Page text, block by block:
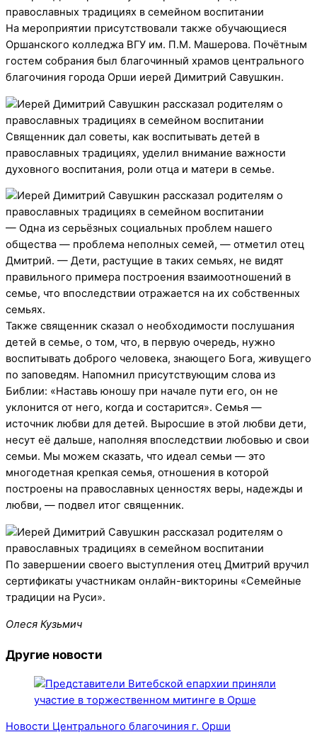
На мероприятии присутствовали также обучающиеся
Оршанского колледжа ВГУ им. П.М. Машерова. Почётным
гостем собрания был благочинный храмов центрального
благочиния города Орши иерей Димитрий Савушкин.
Священник дал советы, как воспитывать детей в
православных традициях, уделил внимание важности
духовного воспитания, роли отца и матери в семье.
— Одна из серьёзных социальных проблем нашего
общества — проблема неполных семей, — отметил отец
Дмитрий. — Дети, растущие в таких семьях, не видят
правильного примера построения взаимоотношений в
семье, что впоследствии отражается на их собственных
семьях.
Также священник сказал о необходимости послушания
детей в семье, о том, что, в первую очередь, нужно
воспитывать доброго человека, знающего Бога, живущего
по заповедям. Напомнил присутствующим слова из
Библии: «Наставь юношу при начале пути его, он не
уклонится от него, когда и состарится». Семья —
источник любви для детей. Выросшие в этой любви дети,
несут её дальше, наполняя впоследствии любовью и свои
семьи. Мы можем сказать, что идеал семьи — это
многодетная крепкая семья, отношения в которой
построены на православных ценностях веры, надежды и
любви, — подвел итог священник.
По завершении своего выступления отец Дмитрий вручил
сертификаты участникам онлайн-викторины «Семейные
традиции на Руси».
Олеся Кузьмич
Другие новости
Новости Центрального благочиния г. Орши